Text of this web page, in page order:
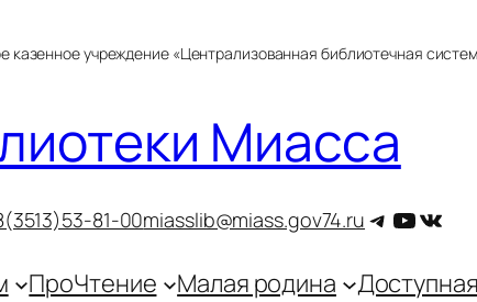
учреждение «Централизованная библиотечная
Миасса
81-00miasslib@miass.gov74.ru Telegram
YouTube
ПроЧтение Малая родина